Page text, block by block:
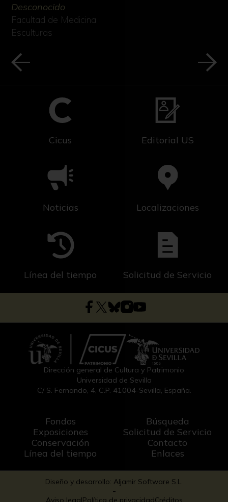
Desconocido
Facultad de Medicina
Esculturas
Cicus Editorial US
Noticias Localizaciones
Línea del tiempo Solicitud de Servicio
Dirección general de Cultura y Patrimonio
Universidad de Sevilla
C/ S. Fernando, 4, C.P. 41004-Sevilla, España.
Fondos
Exposiciones
Conservación
Línea del tiempo
Búsqueda
Solicitud de Servicio
Contacto
Enlaces
Diseño y desarrollo: Aljamir Software S.L.
-
Aviso legalPolítica de privacidadCréditos